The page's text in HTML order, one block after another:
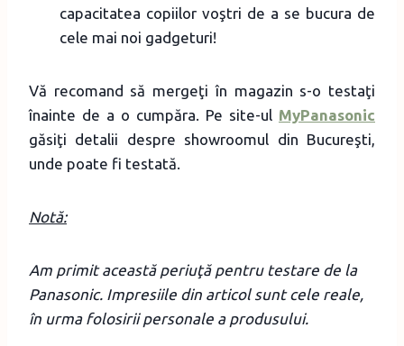
capacitatea copiilor voştri de a se bucura de
cele mai noi gadgeturi!
Vă recomand să mergeţi în magazin s-o testaţi
înainte de a o cumpăra. Pe site-ul MyPanasonic
găsiţi detalii despre showroomul din Bucureşti,
unde poate fi testată.
Notă:
Am primit această periuţă pentru testare de la
Panasonic. Impresiile din articol sunt cele reale,
în urma folosirii personale a produsului.